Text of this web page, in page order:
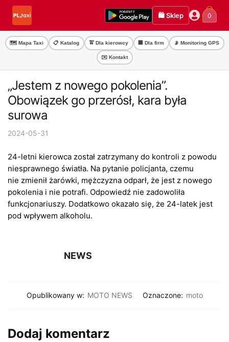
Przejdź
nawigacji
Przejdź
treści
🛍️ Sklep 0
🗺️ Mapa Taxi 📋 Katalog 🚖 Dla kierowcy 🏢 Dla firm 📡 Monitoring GPS
✉️ Kontakt
„Jestem z nowego pokolenia”.
Obowiązek go przerósł, kara była
surowa
2024-05-31
24-letni kierowca został zatrzymany do kontroli z powodu
niesprawnego światła. Na pytanie policjanta, czemu
nie zmienił żarówki, mężczyzna odparł, że jest z nowego
pokolenia i nie potrafi. Odpowiedź nie zadowoliła
funkcjonariuszy. Dodatkowo okazało się, że 24-latek jest
pod wpływem alkoholu.
NEWS
Opublikowany w: MOTO NEWS Oznaczone: moto
Dodaj komentarz